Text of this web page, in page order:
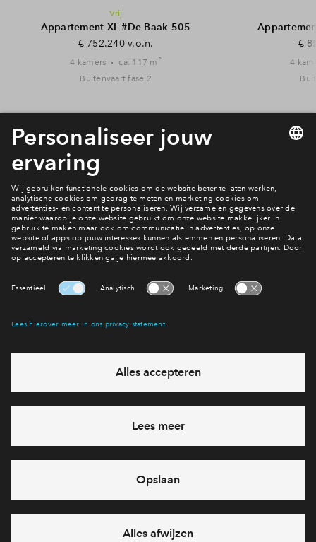
Vrij
Appartement XL #De Baak 505
€ 752.240 v.o.n.
4 kamers ca. 117 m2
Buitenvaart fase 2
€
4
Nog beschikbaar
Bekijk aanbod
Interesse? Meld je dan snel aan
Hiermee blijf je op de hoogte van het belangrijkste nieuws en
Ja, ik wil mij aanmelden
Heb je een vraag en wil je direct antwoord? Bel ons op
+31887122662
feestdagen)
vandaag gesloten, maandag zijn we vanaf
09:00 uur weer
bereikbaar